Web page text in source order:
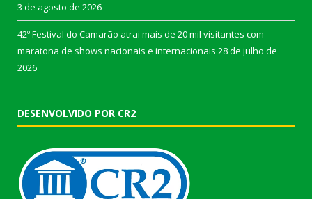
3 de agosto de 2026
42º Festival do Camarão atrai mais de 20 mil visitantes com
maratona de shows nacionais e internacionais 28 de julho de
2026
DESENVOLVIDO POR CR2